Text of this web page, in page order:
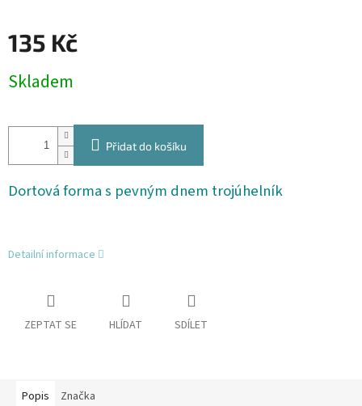
135 Kč
cena:
Skladem
Přidat do košíku
Dortová forma s pevným dnem trojúhelník
Detailní informace
ZEPTAT SE HLÍDAT SDÍLET
Popis Značka